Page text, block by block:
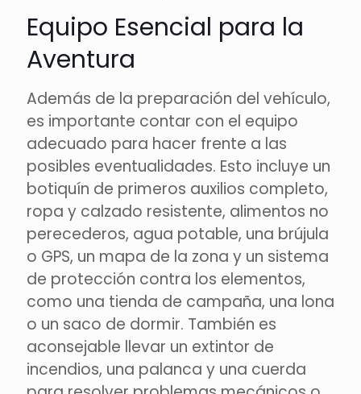
Equipo Esencial para la
Aventura
Además de la preparación del vehículo,
es importante contar con el equipo
adecuado para hacer frente a las
posibles eventualidades. Esto incluye un
botiquín de primeros auxilios completo,
ropa y calzado resistente, alimentos no
perecederos, agua potable, una brújula
o GPS, un mapa de la zona y un sistema
de protección contra los elementos,
como una tienda de campaña, una lona
o un saco de dormir. También es
aconsejable llevar un extintor de
incendios, una palanca y una cuerda